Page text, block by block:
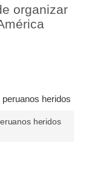
organizar
heridos